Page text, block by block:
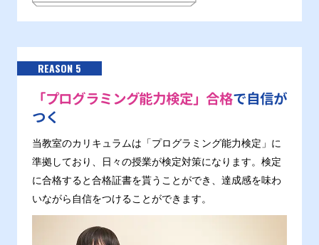
REASON 5
「プログラミング能力検定」合格で自信が
つく
当教室のカリキュラムは「プログラミング能力検定」に
準拠しており、日々の授業が検定対策になります。検定
に合格すると合格証書を貰うことができ、達成感を味わ
いながら自信をつけることができます。